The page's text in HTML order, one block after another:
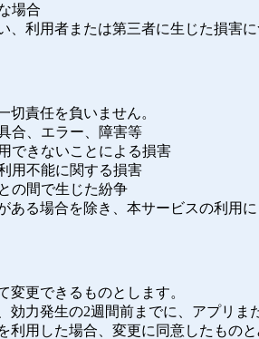
場合
、利用者または第三者に生じた損害
切責任を負いません。
合、エラー、障害等
できないことによる損害
用不能に関する損害
の間で生じた紛争
ある場合を除き、本サービスの利用
変更できるものとします。
効力発生の2週間前までに、アプリ
利用した場合、変更に同意したものと